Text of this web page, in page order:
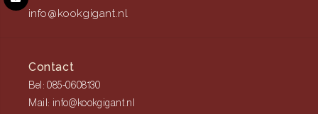
info@kookgigant.nl
Contact
Bel: 085-0608130
Mail: info@kookgigant.nl